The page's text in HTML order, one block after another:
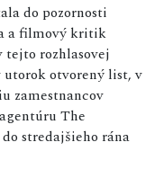
do pozornosti
a filmový kritik
tejto rozhlasovej
otvorený list, v
zamestnancov
The
stredajšieho rána